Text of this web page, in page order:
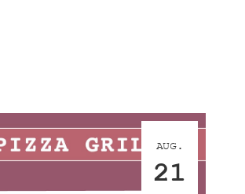
AUG.
21